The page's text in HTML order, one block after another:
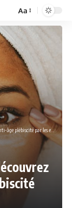
Font
Resizer
Aa
plébiscité par les experts